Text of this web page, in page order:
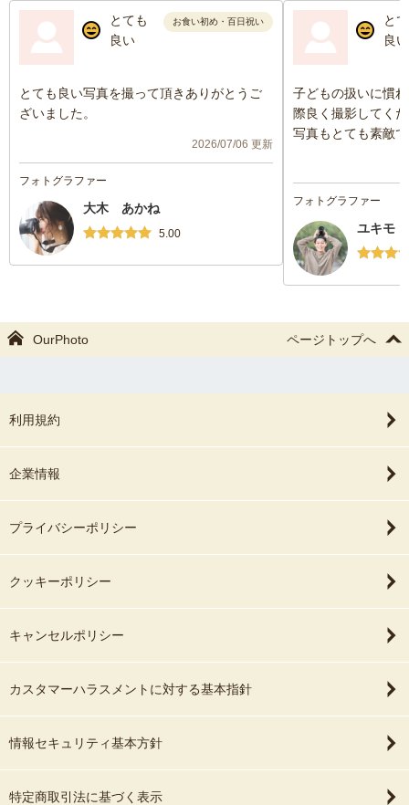
とても
良い
お食い初め・百日祝い
とても良い写真を撮って頂きありがとうご
ざいました。
2026/07/06 更新
フォトグラファー
大木 あかね
5.00
と
良い
子どもの扱いに慣
際良く撮影してく
写真もとても素敵
フォトグラファー
ユキモ
OurPhoto ページトップへ
利用規約
企業情報
プライバシーポリシー
クッキーポリシー
キャンセルポリシー
カスタマーハラスメントに対する基本指針
情報セキュリティ基本方針
特定商取引法に基づく表示